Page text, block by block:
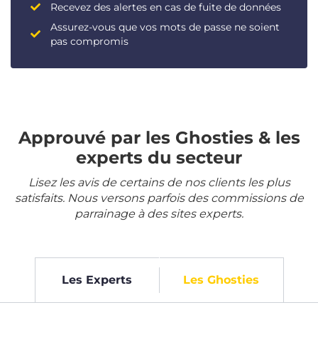
Recevez des alertes en cas de fuite de données
Assurez-vous que vos mots de passe ne soient
pas compromis
Approuvé par les Ghosties & les
experts du secteur
Lisez les avis de certains de nos clients les plus
satisfaits. Nous versons parfois des commissions de
parrainage à des sites experts.
Les Experts Les Ghosties